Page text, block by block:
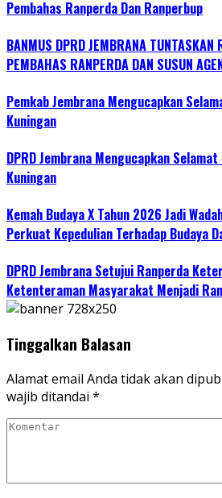
Pembahas Ranperda Dan Ranperbup
BANMUS DPRD JEMBRANA TUNTASKAN
PEMBAHAS RANPERDA DAN SUSUN
Pemkab Jembrana Mengucapkan
Kuningan
DPRD Jembrana Mengucapkan
Kuningan
Kemah Budaya X Tahun 2026 Jadi
Perkuat Kepedulian Terhadap Budaya
DPRD Jembrana Setujui Ranperda
Ketenteraman Masyarakat Menjadi
Tinggalkan Balasan
Alamat email Anda tidak akan
wajib ditandai *